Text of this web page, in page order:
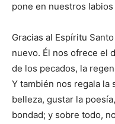
pone en nuestros
Gracias al Espíritu
nuevo. Él nos ofrece el
de los pecados, la
Y también nos regala la
belleza, gustar la
bondad; y sobre todo,